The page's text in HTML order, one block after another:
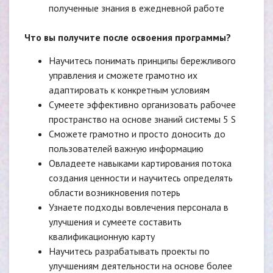
полученные знания в ежедневной работе
Что вы получите после освоения программы?
Научитесь понимать принципы бережливого
управления и сможете грамотно их
адаптировать к конкретным условиям
Сумеете эффективно организовать рабочее
пространство на основе знаний системы 5 S
Сможете грамотно и просто доносить до
пользователей важную информацию
Овладеете навыками картирования потока
создания ценности и научитесь определять
области возникновения потерь
Узнаете подходы вовлечения персонала в
улучшения и сумеете составить
квалификационную карту
Научитесь разрабатывать проекты по
улучшениям деятельности на основе более